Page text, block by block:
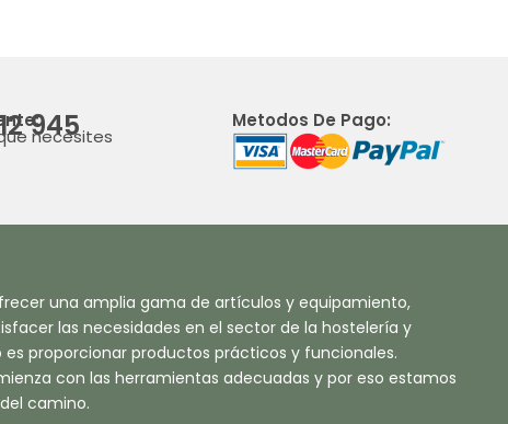
945
necesites
Metodos De Pago:
una amplia gama de artículos y equipamiento,
las necesidades en el sector de la hostelería y
proporcionar productos prácticos y funcionales.
con las herramientas adecuadas y por eso estamos
camino.